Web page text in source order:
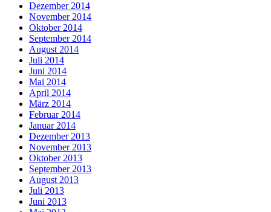
Dezember 2014
November 2014
Oktober 2014
September 2014
August 2014
Juli 2014
Juni 2014
Mai 2014
April 2014
März 2014
Februar 2014
Januar 2014
Dezember 2013
November 2013
Oktober 2013
September 2013
August 2013
Juli 2013
Juni 2013